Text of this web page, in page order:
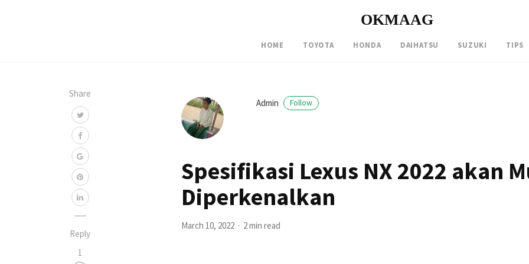
OKMAAG
HOME TOYOTA HONDA DAIHATSU SUZUKI TIPS
Share
Reply
1
Admin Follow
Spesifikasi Lexus NX 2022 akan
Diperkenalkan
March 10, 2022 2 min read